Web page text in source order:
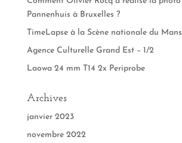
Pannenhuis à Bruxelles ?
TimeLapse à la Scène nationale du Mans
Agence Culturelle Grand Est – 1/2
Laowa 24 mm T14 2x Periprobe
Archives
janvier 2023
novembre 2022